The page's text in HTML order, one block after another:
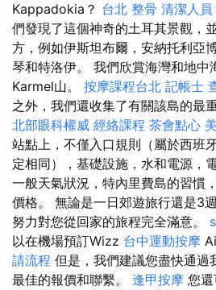
Kappadokia？ 台北 整骨 清潔人員
們發現了這個神奇的土耳其景觀，
方，例如伊斯坦布爾，安納托利亞
琴和特洛伊。 我們欣賞海灣和地中
Karmel山。 按摩課程台北 記帳士
之外，我們還收集了有關該島的最
北部眼科權威 經絡課程 茶會點心
站點上，不僅入口規則（屬於西班
定相同），基礎設施，水和電源，
一般天氣狀況，特內里費島的習慣
價格。 無論是一日郊遊旅行還是3
努力對您從回家的旅程完全滿意。
以在機場預訂Wizz 台中運動按摩
請流程 但是，我們建議您盡快通過
最佳的報價和聯繫。 逢甲按摩 您